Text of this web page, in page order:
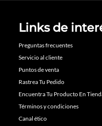
Links de
Preguntas frecuentes
Servicio al cliente
Puntos de venta
Rastrea Tu Pedido
Encuentra Tu Producto En
Términos y condiciones
Canal ético